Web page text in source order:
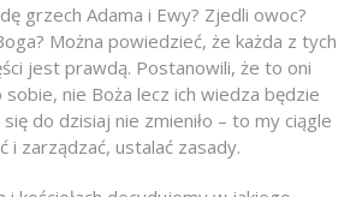
grzech Adama i Ewy? Zjedli owoc?
Można powiedzieć, że każda z tych
jest prawdą. Postanowili, że to oni
nie Boża lecz ich wiedza będzie
do dzisiaj nie zmieniło – to my ciągle
i zarządzać, ustalać zasady.